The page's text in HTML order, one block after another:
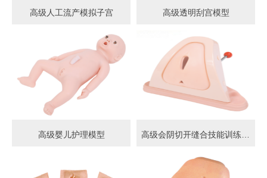
高级人工流产模拟子宫 高级透明刮宫模型
高级婴儿护理模型